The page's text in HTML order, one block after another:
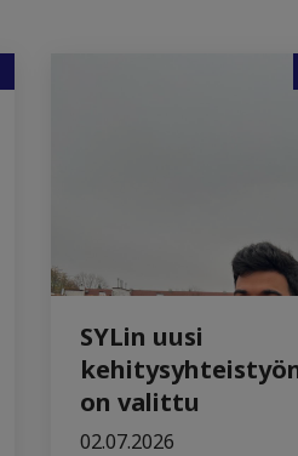
SYLin uusi
on valittu
02.07.2026